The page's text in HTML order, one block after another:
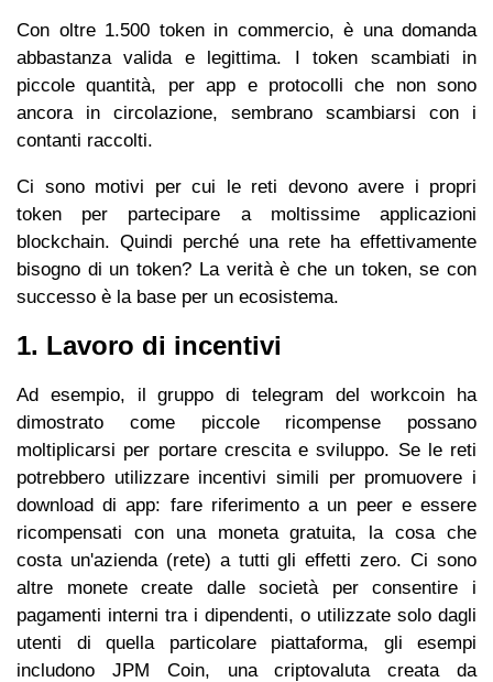
Con oltre 1.500 token in commercio, è una domanda
abbastanza valida e legittima. I token scambiati in
piccole quantità, per app e protocolli che non sono
ancora in circolazione, sembrano scambiarsi con i
contanti raccolti.
Ci sono motivi per cui le reti devono avere i propri
token per partecipare a moltissime applicazioni
blockchain. Quindi perché una rete ha effettivamente
bisogno di un token? La verità è che un token, se con
successo è la base per un ecosistema.
1. Lavoro di incentivi
Ad esempio, il gruppo di telegram del workcoin ha
dimostrato come piccole ricompense possano
moltiplicarsi per portare crescita e sviluppo. Se le reti
potrebbero utilizzare incentivi simili per promuovere i
download di app: fare riferimento a un peer e essere
ricompensati con una moneta gratuita, la cosa che
costa un'azienda (rete) a tutti gli effetti zero. Ci sono
altre monete create dalle società per consentire i
pagamenti interni tra i dipendenti, o utilizzate solo dagli
utenti di quella particolare piattaforma, gli esempi
includono JPM Coin, una criptovaluta creata da